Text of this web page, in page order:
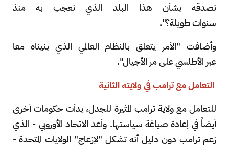
نصدقه بشأن هذا البلد الذي نعجب به منذ
سنوات طويلة؟".
وأضافت "الأمر يتعلق بالنظام العالمي الذي بنيناه معا
عبر الأطلسي على مر الأجيال".
التعامل مع ترامب في ولايته الثانية
للتعامل مع ولاية ترامب المثيرة للجدل، بدأت حكومات أخرى
أيضاً في إعادة صياغة سياستها. وأعد الاتحاد الأوروبي - الذي
زعم ترامب دون دليل أنه تشكل "لإزعاج" الولايات المتحدة -